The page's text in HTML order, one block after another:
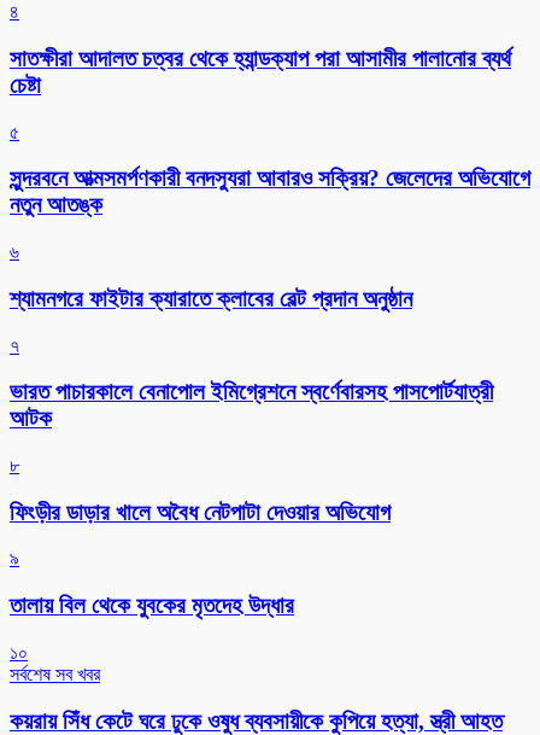
৪
সাতক্ষীরা আদালত চত্বর থেকে হ্যান্ডক্যাপ পরা আসামীর পালানোর ব্যর্থ
চেষ্টা
৫
সুন্দরবনে আত্মসমর্পণকারী বনদস্যুরা আবারও সক্রিয়? জেলেদের অভিযোগে
নতুন আতঙ্ক
৬
শ্যামনগরে ফাইটার ক্যারাতে ক্লাবের বেল্ট প্রদান অনুষ্ঠান
৭
ভারত পাচারকালে বেনাপোল ইমিগ্রেশনে স্বর্ণেবারসহ পাসপোর্টযাত্রী
আটক
৮
ফিংড়ীর ডাড়ার খালে অবৈধ নেটপাটা দেওয়ার অভিযোগ
৯
তালায় বিল থেকে যুবকের মৃতদেহ উদ্ধার
১০
সর্বশেষ সব খবর
কয়রায় সিঁধ কেটে ঘরে ঢুকে ওষুধ ব্যবসায়ীকে কুপিয়ে হত্যা, স্ত্রী আহত